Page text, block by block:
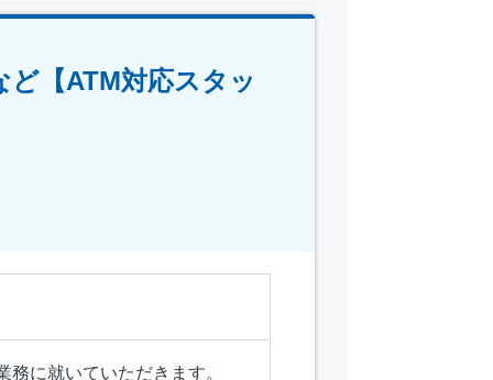
【ATM対応スタッ
に就いていただきます。